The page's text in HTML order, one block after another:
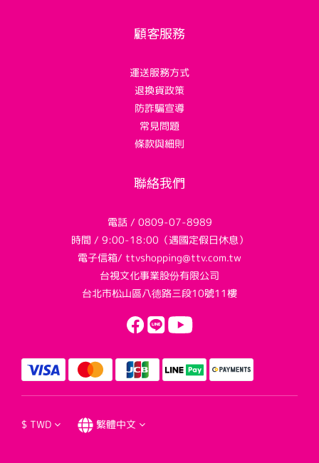
顧客服務
運送服務方式
退換貨政策
防詐騙宣導
常見問題
條款與細則
聯絡我們
電話 / 0809-07-8989
時間 / 9:00-18:00（遇國定假日休息）
電子信箱/ ttvshopping@ttv.com.tw
台視文化事業股份有限公司
台北市松山區八德路三段10號11樓
$ TWD 繁體中文